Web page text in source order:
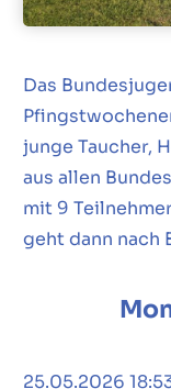
Das
junge Taucher,
aus allen
mit 9
geht dann nach
25.05.2026